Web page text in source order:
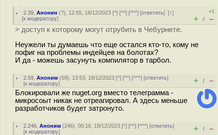
2.39 ,Анонин (?), 12:55, 18/12/2023 [^] [^^] [^^^] [ответить][↑]
[к модератору]
+1
+ / –
> доступ к которому могут отрубить в Чебурнете.
Неужели ты думаешь что еще остался кто-то, кому не
пофиг на проблемы индейцев на болотах?
И да - можешь засунуть компилятор в тарбол.
2.59 ,Аноним (59), 13:53, 18/12/2023 [^] [^^] [^^^] [ответить]
[к модератору] + / –
Блокировали же nuget.org вместо телеграмма -
микросоыт никак не отреагировал. А здесь меньше
разработчиков будет затронуто.
2.246 ,Аноним (246), 00:16, 19/12/2023 [^] [^^] [^^^] [ответить]
[к модератору] + / –